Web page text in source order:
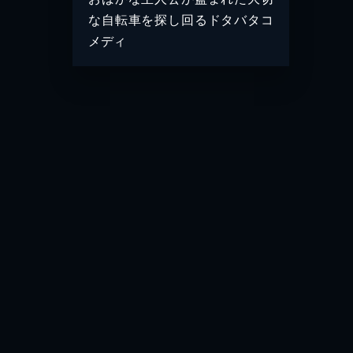
な自転車を探し回るドタバタコ
メディ